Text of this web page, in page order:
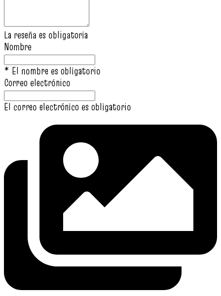
La reseña es obligatoria
Nombre
* El nombre es obligatorio
Correo electrónico
El correo electrónico es obligatorio